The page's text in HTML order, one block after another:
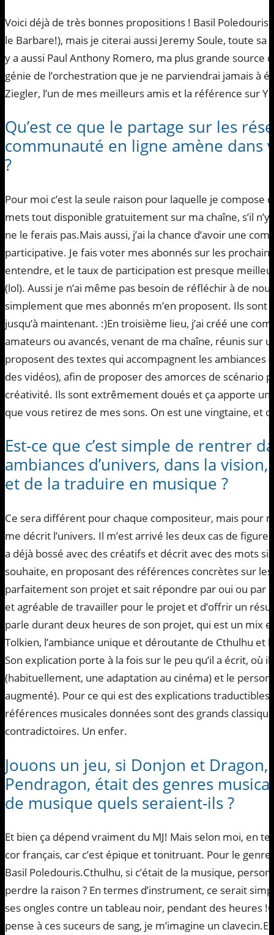
Voici déjà de très bonnes propositions ! Basil Poledouris
le Barbare!), mais je citerai aussi Jeremy Soule, toute
y a aussi Paul Anthony Romero, ma plus grande source
génie de l’orchestration que je ne parviendrai jamais à
Ziegler, l’un de mes meilleurs amis et la référence sur
Qu’est ce que le partage sur les
communauté en ligne amène dans
?
Pour moi c’est la seule raison pour laquelle je compose
mets tout disponible gratuitement sur ma chaîne, s’il
ne le ferais pas.Mais aussi, j’ai la chance d’avoir une
participative. Je fais voter mes abonnés sur les
entendre, et le taux de participation est presque
(lol). Aussi je n’ai même pas besoin de réfléchir à de
simplement que mes abonnés m’en proposent. Ils sont
jusqu’à maintenant. :)En troisième lieu, j’ai créé une
amateurs ou avancés, venant de ma chaîne, réunis sur
proposent des textes qui accompagnent les ambiances
des vidéos), afin de proposer des amorces de scénario
créativité. Ils sont extrêmement doués et ça apporte
que vous retirez de mes sons. On est une vingtaine, et
Est-ce que c’est simple de rentrer
ambiances d’univers, dans la
et de la traduire en musique ?
Ce sera différent pour chaque compositeur, mais pour
me décrit l’univers. Il m’est arrivé les deux cas de
a déjà bossé avec des créatifs et décrit avec des mots
souhaite, en proposant des références concrètes sur
parfaitement son projet et sait répondre par oui ou par
et agréable de travailler pour le projet et d’offrir un
parle durant deux heures de son projet, qui est un mix
Tolkien, l’ambiance unique et déroutante de Cthulhu et
Son explication porte à la fois sur le peu qu’il a écrit, où
(habituellement, une adaptation au cinéma) et le
augmenté). Pour ce qui est des explications traductibles
références musicales données sont des grands
contradictoires. Un enfer.
Jouons un jeu, si Donjon et
Pendragon, était des genres
de musique quels seraient-ils ?
Et bien ça dépend vraiment du MJ! Mais selon moi, en
cor français, car c’est épique et tonitruant. Pour le
Basil Poledouris.Cthulhu, si c’était de la musique,
perdre la raison ? En termes d’instrument, ce serait
ses ongles contre un tableau noir, pendant des heures
pense à ces suceurs de sang, je m’imagine un